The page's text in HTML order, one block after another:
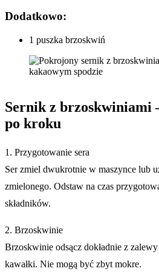
Dodatkowo:
1 puszka brzoskwiń
Sernik z brzoskwiniami
po kroku
1. Przygotowanie sera
Ser zmiel dwukrotnie w maszynce lub
zmielonego. Odstaw na czas
składników.
2. Brzoskwinie
Brzoskwinie odsącz dokładnie z
kawałki. Nie mogą być zbyt mokre.